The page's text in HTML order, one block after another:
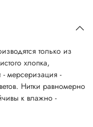
только из
хлопка,
- мерсеризация -
Нитки равномерно
к влажно -